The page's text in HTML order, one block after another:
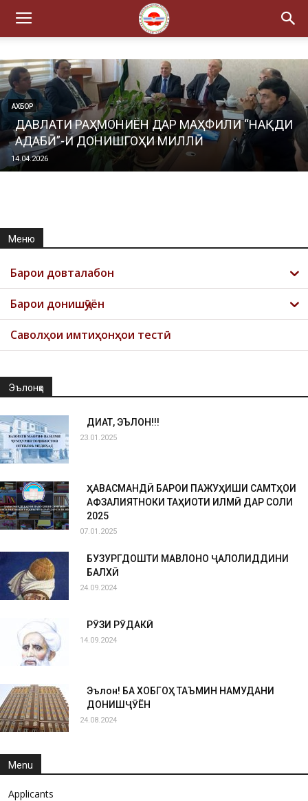
АХБОР
ДАВЛАТИ РАҲМОНИЁН ДАР МАҲФИЛИ “НАҚДИ
АДАБӢ”-И ДОНИШГОҲИ МИЛЛӢ
14.04.2026
Меню
Барои довталабон
Барои донишҷӯён
Саволҳои имтиҳонҳои тестӣ
Эълонҳо
ДИҚҚАТ, ЭЪЛОН!!!
23.01.2025
ҲАВАСМАНДӢ БАРОИ ПАЖУҲИШИ САМТҲОИ
АФЗАЛИЯТНОКИ ТАҲҚИҚОТИ ИЛМӢ ДАР СОЛИ
2025
07.01.2025
БУЗУРГДОШТИ МАВЛОНО ҶАЛОЛИДДИНИ
БАЛХӢ
24.09.2024
РӮЗИ РӮДАКӢ
14.09.2024
Эълон! БА ХОБГОҲ ТАЪМИН НАМУДАНИ
ДОНИШҶӮЁН
24.08.2024
Menu
Applicants